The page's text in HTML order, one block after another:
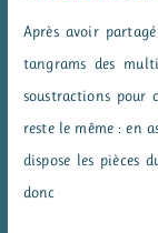
et
Après avoir
tangrams des
soustractions pour
reste le même : en
dispose les pièces
donc